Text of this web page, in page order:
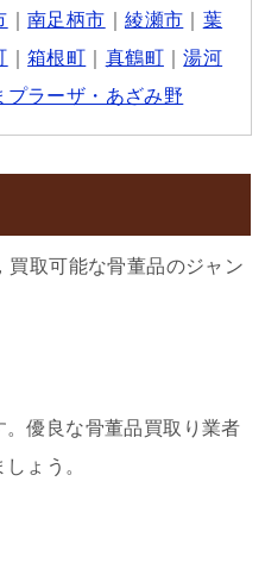
｜南足柄市 ｜綾瀬市
葉
｜箱根町 真鶴町｜湯河
プラーザ・あざみ野
買取可能な骨董品のジャン
優良な骨董品買取り業者
ょう。